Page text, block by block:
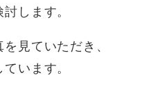
します。
見ていただき、
います。